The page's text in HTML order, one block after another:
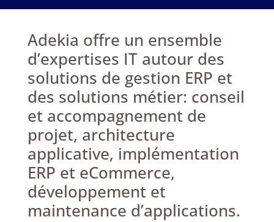
Adekia offre un ensemble
d’expertises IT autour des
solutions de gestion ERP et
des solutions métier: conseil
et accompagnement de
projet, architecture
applicative, implémentation
ERP et eCommerce,
développement et
maintenance d’applications.